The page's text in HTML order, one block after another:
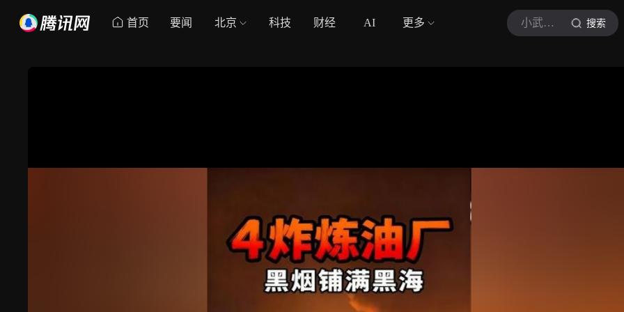
首页 要闻 北京 科技 财经 AI 更多 小武解码啊 搜索